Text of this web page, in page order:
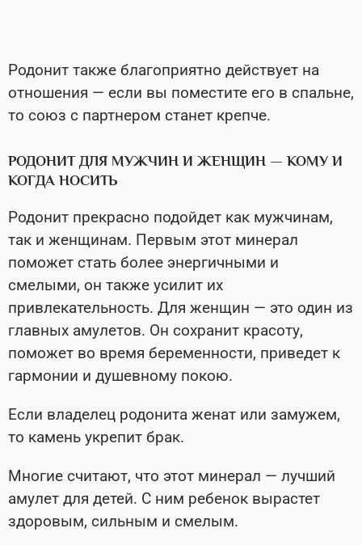
Родонит также благоприятно действует на
отношения — если вы поместите его в спальне,
то союз с партнером станет крепче.
РОДОНИТ ДЛЯ МУЖЧИН И ЖЕНЩИН — КОМУ И
КОГДА НОСИТЬ
Родонит прекрасно подойдет как мужчинам,
так и женщинам. Первым этот минерал
поможет стать более энергичными и
смелыми, он также усилит их
привлекательность. Для женщин — это один из
главных амулетов. Он сохранит красоту,
поможет во время беременности, приведет к
гармонии и душевному покою.
Если владелец родонита женат или замужем,
то камень укрепит брак.
Многие считают, что этот минерал — лучший
амулет для детей. С ним ребенок вырастет
здоровым, сильным и смелым.